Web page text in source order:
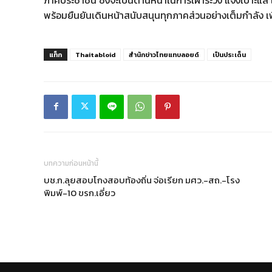
พร้อมยืนยันเดินหน้าสนับสนุนทุกภาคส่วนอย่างเต็มกำลัง เ
แท็ก Thaitabloid สำนักข่าวไทยแทบลอยด์ เป็นประเด็น
บทความก่อนหน้านี้
บช.ก.ลุยสอบโกงสอบท้องถิ่น จ่อเรียก มศว.-สถ.-โรง
พิมพ์-10 ขรก.เอี่ยว